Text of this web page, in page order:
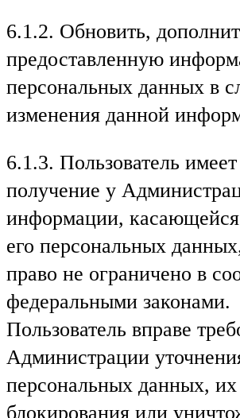
6.1.2. Обновить,
предоставленную
персональных данных в
изменения данной
6.1.3. Пользователь
получение у
информации, касающейся
его персональных
право не ограничено в
федеральными законами.
Пользователь вправе
Администрации
персональных данных, их
блокирования или